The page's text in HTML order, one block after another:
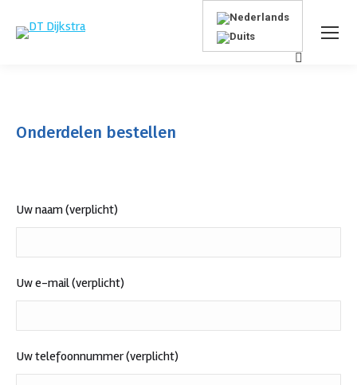
Search:
Onderdelen bestellen
Uw naam (verplicht)
Uw e-mail (verplicht)
Uw telefoonnummer (verplicht)